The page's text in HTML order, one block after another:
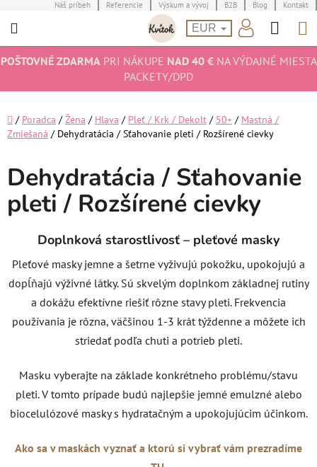
na
Náš príbeh Referencie Výskum a vývoj B2B Blog Kontakt
EUR
POŠTOVNÉ ZDARMAPRI NÁKUPE NAD 40 €NA VÝDAJNÉ MIESTA
PACKETY/DPD
Domov
/ Poradca / Žena / Hlava / Pleť / Krk / Dekolt / 50+ / Mastná /
Zmiešaná / Dehydratácia / Sťahovanie pleti / Rozšírené cievky
Dehydratácia / Sťahovanie
pleti / Rozšírené cievky
Doplnková starostlivosť – pleťové masky
Pleťové masky jemne a šetrne vyživujú pokožku, upokojujú a
dopĺňajú výživné látky. Sú skvelým doplnkom základnej rutiny
a dokážu efektívne riešiť rôzne stavy pleti. Frekvencia
používania je rôzna, väčšinou 1-3 krát týždenne a môžete ich
striedať podľa chuti a potrieb pleti.
Masku vyberajte na základe konkrétneho problému/stavu
pleti. V tomto prípade budú najlepšie jemné emulzné alebo
biocelulózové masky s hydratačným a upokojujúcim účinkom.
Ako sa v maskách vyznať a ktorú si vybrať vám prezradíme